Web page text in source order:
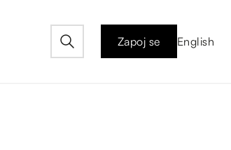
Zapoj se English